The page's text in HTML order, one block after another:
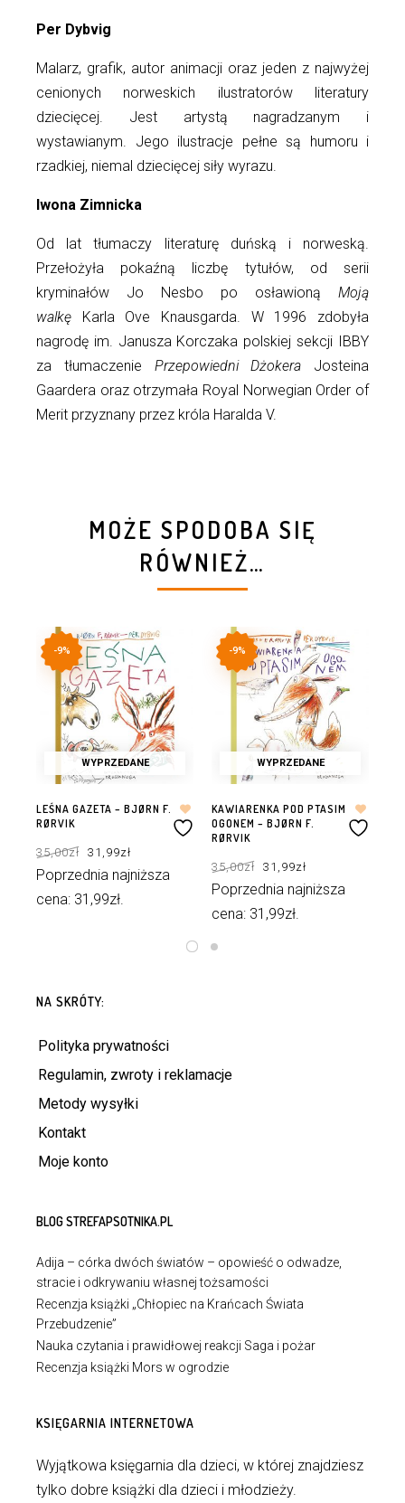
Per Dybvig
Malarz, grafik, autor animacji oraz jeden z najwyżej
cenionych norweskich ilustratorów literatury
dziecięcej. Jest artystą nagradzanym i
wystawianym. Jego ilustracje pełne są humoru i
rzadkiej, niemal dziecięcej siły wyrazu.
Iwona Zimnicka
Od lat tłumaczy literaturę duńską i norweską.
Przełożyła pokaźną liczbę tytułów, od serii
kryminałów Jo Nesbo po osławioną Moją
walkę Karla Ove Knausgarda. W 1996 zdobyła
nagrodę im. Janusza Korczaka polskiej sekcji IBBY
za tłumaczenie Przepowiedni Dżokera Josteina
Gaardera oraz otrzymała Royal Norwegian Order of
Merit przyznany przez króla Haralda V.
MOŻE SPODOBA SIĘ
RÓWNIEŻ…
WYPRZEDANE
-9%
LEŚNA GAZETA – BJØRN F.
RØRVIK
35,00zł cena
wynosiła:
35,00zł.
31,99złcena
31,99zł.
Poprzednia najniższa
cena: 31,99zł.
WYPRZEDANE
-9%
KAWIARENKA POD PTASIM
OGONEM – BJØRN F.
RØRVIK
35,00zł cena
wynosiła:
35,00zł.
31,99złcena
31,99zł.
Poprzednia najniższa
cena: 31,99zł.
NA SKRÓTY:
Polityka prywatności
Regulamin, zwroty i reklamacje
Metody wysyłki
Kontakt
Moje konto
BLOG STREFAPSOTNIKA.PL
Adija – córka dwóch światów – opowieść o odwadze,
stracie i odkrywaniu własnej tożsamości
Recenzja książki „Chłopiec na Krańcach Świata
Przebudzenie”
Nauka czytania i prawidłowej reakcji Saga i pożar
Recenzja książki Mors w ogrodzie
KSIĘGARNIA INTERNETOWA
Wyjątkowa księgarnia dla dzieci, w której znajdziesz
tylko dobre książki dla dzieci i młodzieży.